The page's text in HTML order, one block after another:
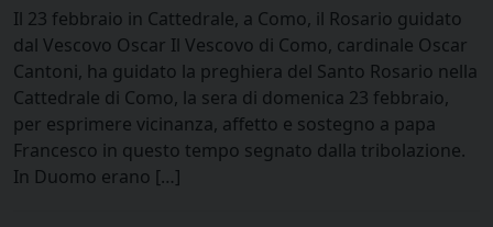
Il 23 febbraio in Cattedrale, a Como, il Rosario guidato
dal Vescovo Oscar Il Vescovo di Como, cardinale Oscar
Cantoni, ha guidato la preghiera del Santo Rosario nella
Cattedrale di Como, la sera di domenica 23 febbraio,
per esprimere vicinanza, affetto e sostegno a papa
Francesco in questo tempo segnato dalla tribolazione.
In Duomo erano […]